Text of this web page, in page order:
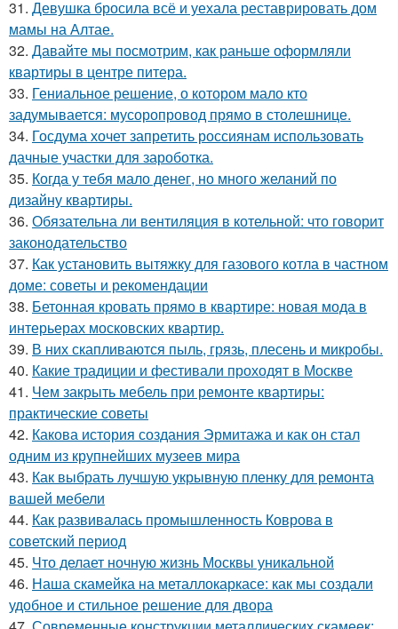
31. Девушка бросила всё и уехала реставрировать дом
мамы на Алтае.
32. Давайте мы посмотрим, как раньше оформляли
квартиры в центре питера.
33. Гениальное решение, о котором мало кто
задумывается: мусоропровод прямо в столешнице.
34. Госдума хочет запретить россиянам использовать
дачные участки для зароботка.
35. Когда у тебя мало денег, но много желаний по
дизайну квартиры.
36. Обязательна ли вентиляция в котельной: что говорит
законодательство
37. Как установить вытяжку для газового котла в частном
доме: советы и рекомендации
38. Бетонная кровать прямо в квартире: новая мода в
интерьерах московских квартир.
39. В них скапливаются пыль, грязь, плесень и микробы.
40. Какие традиции и фестивали проходят в Москве
41. Чем закрыть мебель при ремонте квартиры:
практические советы
42. Какова история создания Эрмитажа и как он стал
одним из крупнейших музеев мира
43. Как выбрать лучшую укрывную пленку для ремонта
вашей мебели
44. Как развивалась промышленность Коврова в
советский период
45. Что делает ночную жизнь Москвы уникальной
46. Наша скамейка на металлокаркасе: как мы создали
удобное и стильное решение для двора